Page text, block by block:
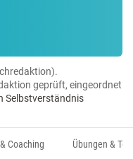
geprüft, eingeordnet
Selbstverständnis
Coaching Übungen &